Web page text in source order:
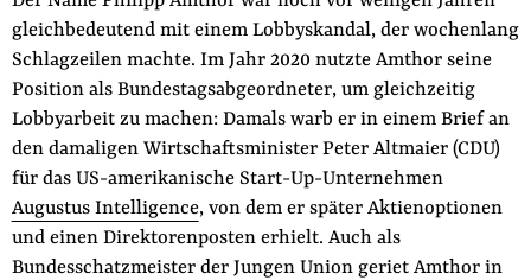
gleichbedeutend mit einem Lobbyskandal, der wochenlang
Schlagzeilen machte. Im Jahr 2020 nutzte Amthor seine
Position als Bundestagsabgeordneter, um gleichzeitig
Lobbyarbeit zu machen: Damals warb er in einem Brief an
den damaligen Wirtschaftsminister Peter Altmaier (CDU)
für das US-amerikanische Start-Up-Unternehmen
Augustus Intelligence, von dem er später Aktienoptionen
und einen Direktorenposten erhielt. Auch als
Bundesschatzmeister der Jungen Union geriet Amthor in